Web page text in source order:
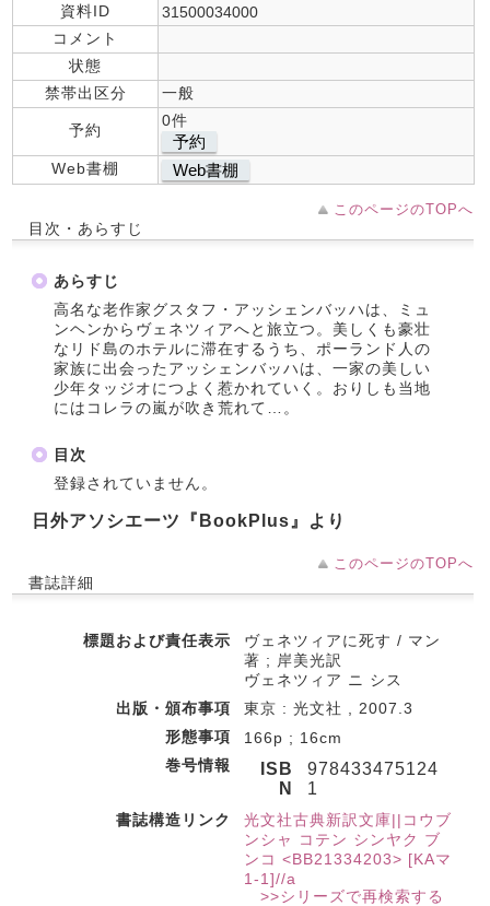
資料ID
31500034000
コメント
状態
禁帯出区分
一般
予約
0件
予約
Web書棚 Web書棚
このページのTOPへ
目次・あらすじ
あらすじ
高名な老作家グスタフ・アッシェンバッハは、ミュ
ンヘンからヴェネツィアへと旅立つ。美しくも豪壮
なリド島のホテルに滞在するうち、ポーランド人の
家族に出会ったアッシェンバッハは、一家の美しい
少年タッジオにつよく惹かれていく。おりしも当地
にはコレラの嵐が吹き荒れて…。
目次
登録されていません。
日外アソシエーツ『BookPlus』より
このページのTOPへ
書誌詳細
標題および責任表示
ヴェネツィアに死す / マン
著 ; 岸美光訳
ヴェネツィア ニ シス
出版・頒布事項
東京 : 光文社 , 2007.3
形態事項
166p ; 16cm
巻号情報
ISB
N
978433475124
1
書誌構造リンク
光文社古典新訳文庫||コウブ
ンシャ コテン シンヤク ブ
ンコ <BB21334203> [KAマ
1-1]//a
>>シリーズで再検索する